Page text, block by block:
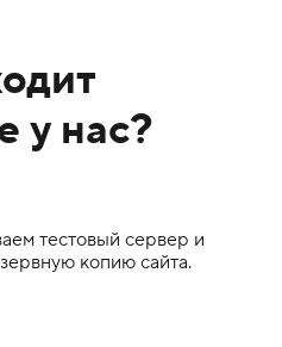
у нас?
тестовый сервер и
копию сайта.